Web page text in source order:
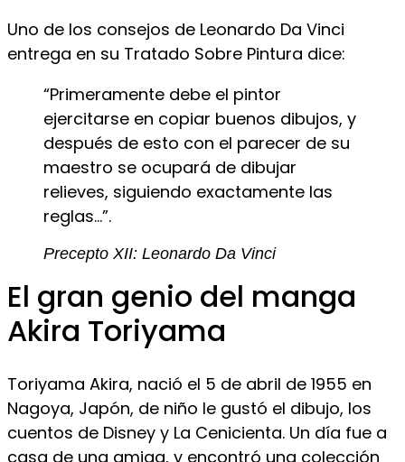
Uno de los consejos de Leonardo Da Vinci
entrega en su Tratado Sobre Pintura dice:
“Primeramente debe el pintor
ejercitarse en copiar buenos dibujos, y
después de esto con el parecer de su
maestro se ocupará de dibujar
relieves, siguiendo exactamente las
reglas…”.
Precepto XII: Leonardo Da Vinci
El gran genio del manga
Akira Toriyama
Toriyama Akira, nació el 5 de abril de 1955 en
Nagoya, Japón, de niño le gustó el dibujo, los
cuentos de Disney y La Cenicienta. Un día fue a
casa de una amiga, y encontró una colección